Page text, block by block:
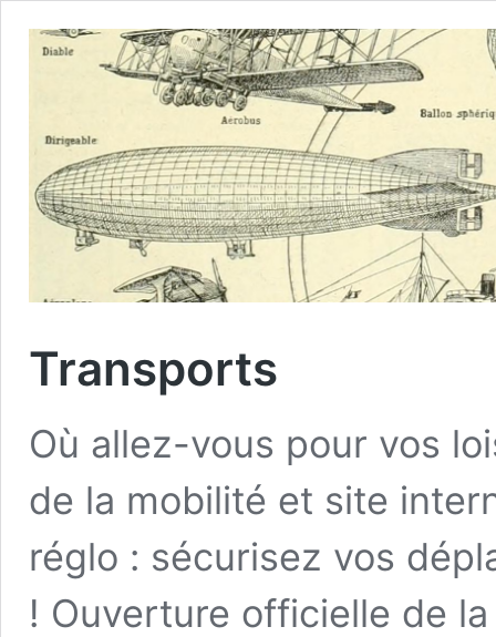
Transports
Où allez-vous pour vos
de la mobilité et site
réglo : sécurisez vos
! Ouverture officielle de